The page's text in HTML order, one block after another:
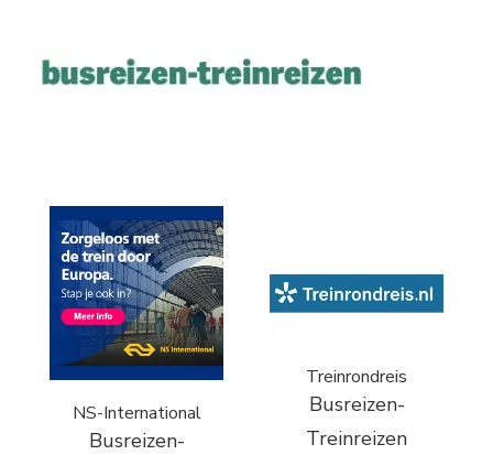
NS-International
Busreizen-
Treinrondreis
Busreizen-
Treinreizen